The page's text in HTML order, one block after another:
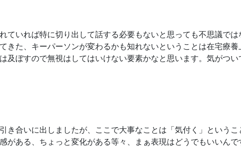
ていれば特に切り出して話する必要もないと思っても不思議では
きた、キーパーソンが変わるかも知れないということは在宅療養
及ぼすので無視はしてはいけない要素かなと思います。気がつい
き合いに出しましたが、ここで大事なことは「気付く」というこ
がある、ちょっと変化がある等々、まぁ表現はどうでもいいんで